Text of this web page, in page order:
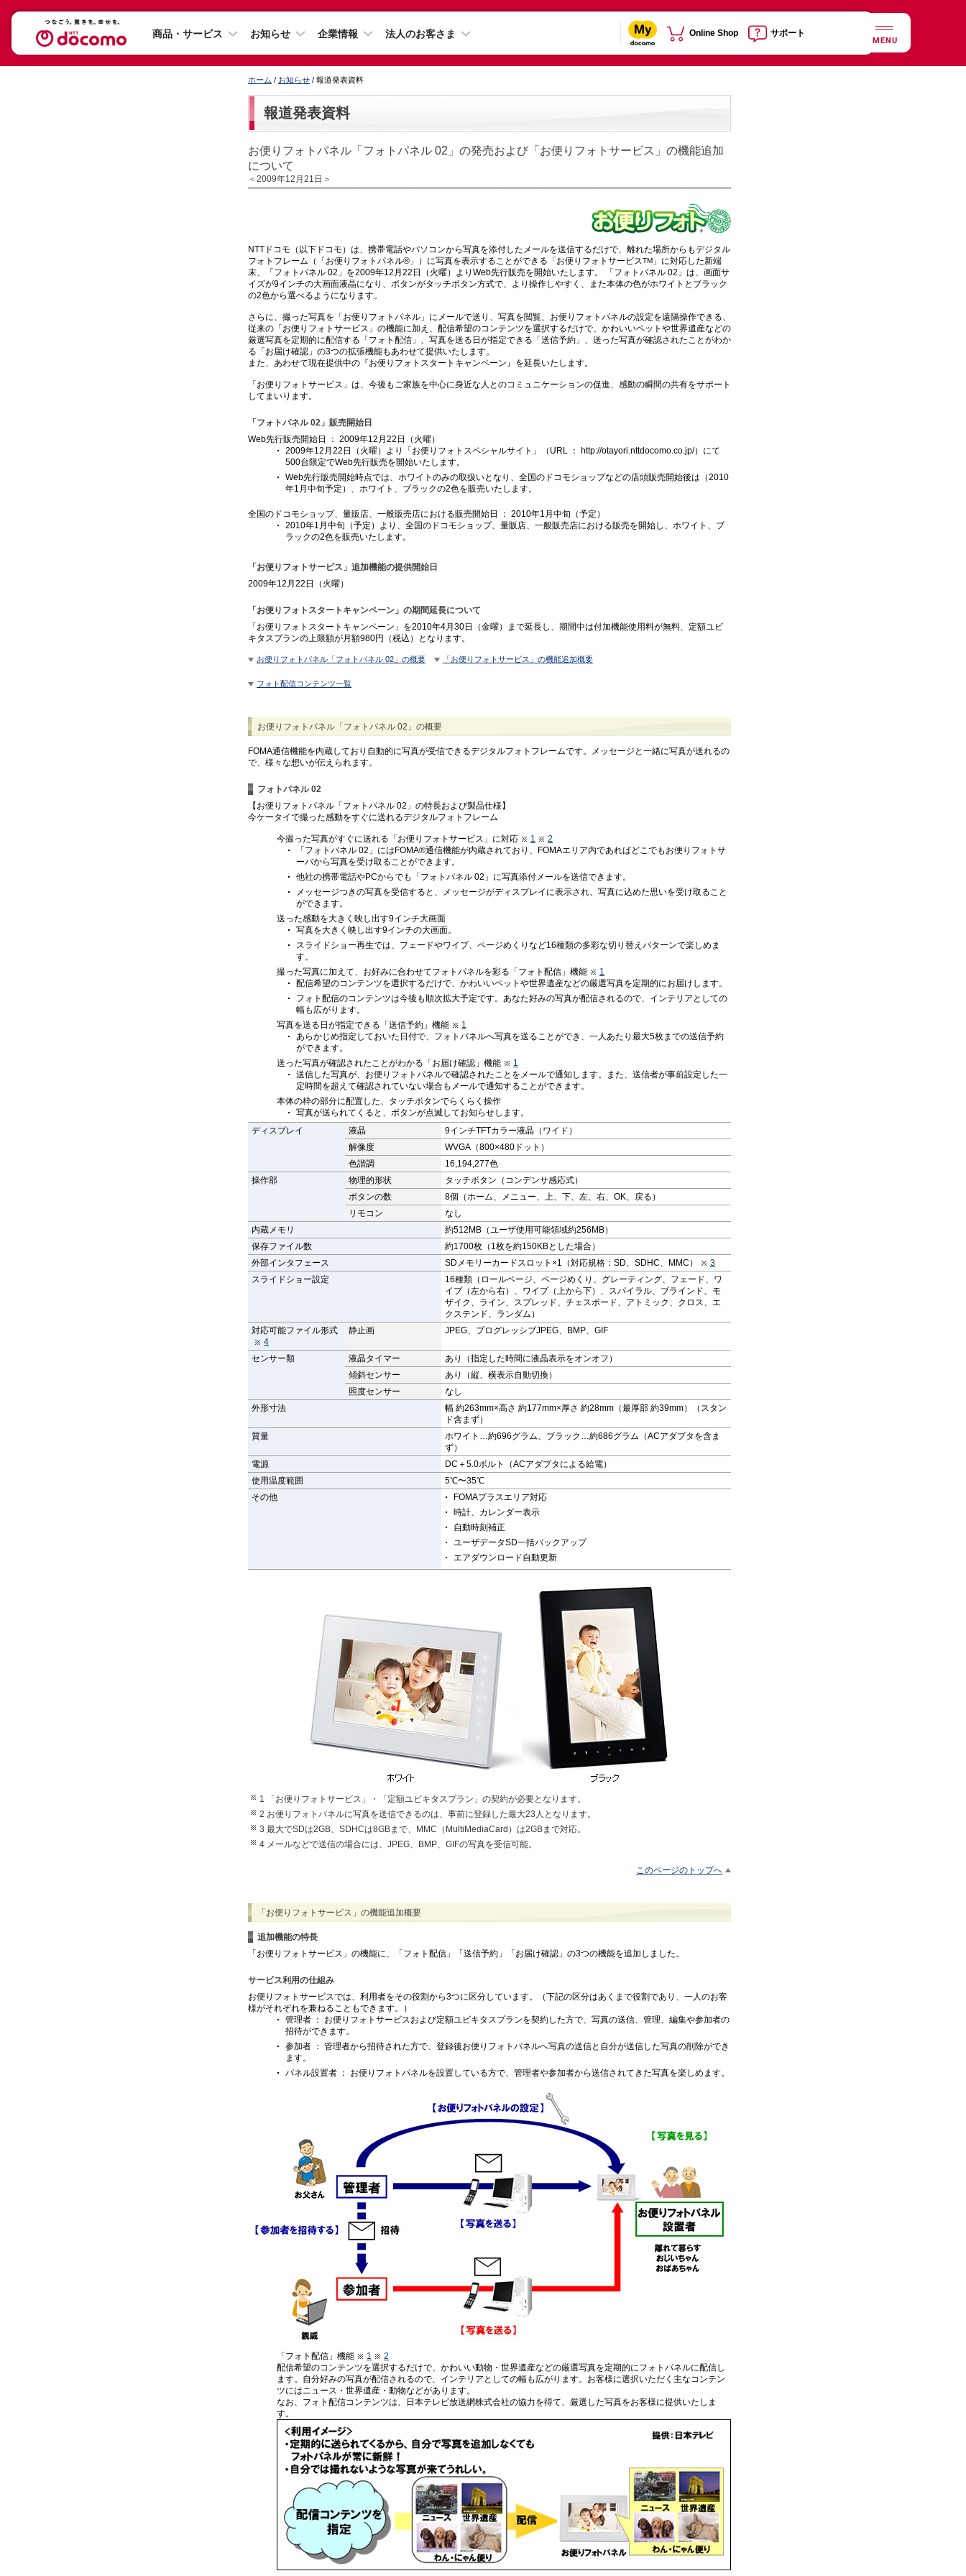
商品・サービス お知らせ 企業情報 法人のお客さま Online Shop サポート
MENU
ホーム / お知らせ / 報道発表資料
報道発表資料
お便りフォトパネル「フォトパネル 02」の発売および「お便りフォトサービス」の機能追加
について
＜2009年12月21日＞
NTTドコモ（以下ドコモ）は、携帯電話やパソコンから写真を添付したメールを送信するだけで、離れた場所からもデジタル
フォトフレーム（「お便りフォトパネル®」）に写真を表示することができる「お便りフォトサービスTM 」に対応した新端
末、「フォトパネル 02」を2009年12月22日（火曜）よりWeb先行販売を開始いたします。 「フォトパネル 02」は、画面サ
イズが9インチの大画面液晶になり、ボタンがタッチボタン方式で、より操作しやすく、また本体の色がホワイトとブラック
の2色から選べるようになります。
さらに、撮った写真を「お便りフォトパネル」にメールで送り、写真を閲覧、お便りフォトパネルの設定を遠隔操作できる、
従来の「お便りフォトサービス」の機能に加え、配信希望のコンテンツを選択するだけで、かわいいペットや世界遺産などの
厳選写真を定期的に配信する「フォト配信」、写真を送る日が指定できる「送信予約」、送った写真が確認されたことがわか
る「お届け確認」の3つの拡張機能もあわせて提供いたします。
また、あわせて現在提供中の『お便りフォトスタートキャンペーン』を延長いたします。
「お便りフォトサービス」は、今後もご家族を中心に身近な人とのコミュニケーションの促進、感動の瞬間の共有をサポート
してまいります。
「フォトパネル 02」販売開始日
Web先行販売開始日 ： 2009年12月22日（火曜）
2009年12月22日（火曜）より「お便りフォトスペシャルサイト」（URL ： http://otayori.nttdocomo.co.jp/）にて
500台限定でWeb先行販売を開始いたします。
Web先行販売開始時点では、ホワイトのみの取扱いとなり、全国のドコモショップなどの店頭販売開始後は（2010
年1月中旬予定）、ホワイト、ブラックの2色を販売いたします。
全国のドコモショップ、量販店、一般販売店における販売開始日 ： 2010年1月中旬（予定）
2010年1月中旬（予定）より、全国のドコモショップ、量販店、一般販売店における販売を開始し、ホワイト、ブ
ラックの2色を販売いたします。
「お便りフォトサービス」追加機能の提供開始日
2009年12月22日（火曜）
「お便りフォトスタートキャンペーン」の期間延長について
「お便りフォトスタートキャンペーン」を2010年4月30日（金曜）まで延長し、期間中は付加機能使用料が無料、定額ユビ
キタスプランの上限額が月額980円（税込）となります。
お便りフォトパネル「フォトパネル 02」の概要 「お便りフォトサービス」の機能追加概要
フォト配信コンテンツ一覧
お便りフォトパネル「フォトパネル 02」の概要
FOMA通信機能を内蔵しており自動的に写真が受信できるデジタルフォトフレームです。メッセージと一緒に写真が送れるの
で、様々な想いが伝えられます。
フォトパネル 02
【お便りフォトパネル「フォトパネル 02」の特長および製品仕様】
今ケータイで撮った感動をすぐに送れるデジタルフォトフレーム
今撮った写真がすぐに送れる「お便りフォトサービス」に対応 1
2
「フォトパネル 02」にはFOMA®通信機能が内蔵されており、FOMAエリア内であればどこでもお便りフォトサ
ーバから写真を受け取ることができます。
他社の携帯電話やPCからでも「フォトパネル 02」に写真添付メールを送信できます。
メッセージつきの写真を受信すると、メッセージがディスプレイに表示され、写真に込めた思いを受け取ること
ができます。
送った感動を大きく映し出す9インチ大画面
写真を大きく映し出す9インチの大画面。
スライドショー再生では、フェードやワイプ、ページめくりなど16種類の多彩な切り替えパターンで楽しめま
す。
撮った写真に加えて、お好みに合わせてフォトパネルを彩る「フォト配信」機能
1
配信希望のコンテンツを選択するだけで、かわいいペットや世界遺産などの厳選写真を定期的にお届けします。
フォト配信のコンテンツは今後も順次拡大予定です。あなた好みの写真が配信されるので、インテリアとしての
幅も広がります。
写真を送る日が指定できる「送信予約」機能
1
あらかじめ指定しておいた日付で、フォトパネルへ写真を送ることができ、一人あたり最大5枚までの送信予約
ができます。
送った写真が確認されたことがわかる「お届け確認」機能
1
送信した写真が、お便りフォトパネルで確認されたことをメールで通知します。また、送信者が事前設定した一
定時間を超えて確認されていない場合もメールで通知することができます。
本体の枠の部分に配置した、タッチボタンでらくらく操作
写真が送られてくると、ボタンが点滅してお知らせします。
ディスプレイ
液晶
9インチTFTカラー液晶（ワイド）
解像度
WVGA（800×480ドット）
色諧調
16,194,277色
操作部
物理的形状
タッチボタン（コンデンサ感応式）
ボタンの数
8個（ホーム、メニュー、上、下、左、右、OK、戻る）
リモコン
なし
内蔵メモリ
約512MB（ユーザ使用可能領域約256MB）
保存ファイル数
約1700枚（1枚を約150KBとした場合）
外部インタフェース
SDメモリーカードスロット×1（対応規格：SD、SDHC、MMC）
3
スライドショー設定
16種類（ロールページ、ページめくり、グレーティング、フェード、ワ
イプ（左から右）、ワイプ（上から下）、スパイラル、ブラインド、モ
ザイク、ライン、スプレッド、チェスボード、アトミック、クロス、エ
クステンド、ランダム）
対応可能ファイル形式
4
静止画 JPEG、プログレッシブJPEG、BMP、GIF
センサー類 液晶タイマー
あり（指定した時間に液晶表示をオンオフ）
傾斜センサー
あり（縦、横表示自動切換）
照度センサー
なし
外形寸法
幅 約263mm×高さ 約177mm×厚さ 約28mm（最厚部 約39mm）（スタン
ド含まず）
質量
ホワイト…約696グラム、ブラック…約686グラム（ACアダプタを含ま
ず）
電源
DC＋5.0ボルト（ACアダプタによる給電）
使用温度範囲
5℃〜35℃
その他
FOMAプラスエリア対応
時計、カレンダー表示
自動時刻補正
ユーザデータSD一括バックアップ
エアダウンロード自動更新
1 「お便りフォトサービス」・「定額ユビキタスプラン」の契約が必要となります。
2 お便りフォトパネルに写真を送信できるのは、事前に登録した最大23人となります。
3 最大でSDは2GB、SDHCは8GBまで、MMC（MultiMediaCard）は2GBまで対応。
4 メールなどで送信の場合には、JPEG、BMP、GIFの写真を受信可能。
このページのトップへ
「お便りフォトサービス」の機能追加概要
追加機能の特長
「お便りフォトサービス」の機能に、「フォト配信」「送信予約」「お届け確認」の3つの機能を追加しました。
サービス利用の仕組み
お便りフォトサービスでは、利用者をその役割から3つに区分しています。（下記の区分はあくまで役割であり、一人のお客
様がそれぞれを兼ねることもできます。）
管理者 ： お便りフォトサービスおよび定額ユビキタスプランを契約した方で、写真の送信、管理、編集や参加者の
招待ができます。
参加者 ： 管理者から招待された方で、登録後お便りフォトパネルへ写真の送信と自分が送信した写真の削除ができ
ます。
パネル設置者 ： お便りフォトパネルを設置している方で、管理者や参加者から送信されてきた写真を楽しめます。
「フォト配信」機能 1
2
配信希望のコンテンツを選択するだけで、かわいい動物・世界遺産などの厳選写真を定期的にフォトパネルに配信し
ます。自分好みの写真が配信されるので、インテリアとしての幅も広がります。お客様に選択いただく主なコンテン
ツにはニュース・世界遺産・動物などがあります。
なお、フォト配信コンテンツは、日本テレビ放送網株式会社の協力を得て、厳選した写真をお客様に提供いたしま
す。